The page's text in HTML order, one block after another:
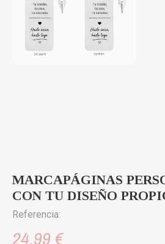
MARCAPÁGINAS
CON TU DISEÑO
Referencia:
24,99 €